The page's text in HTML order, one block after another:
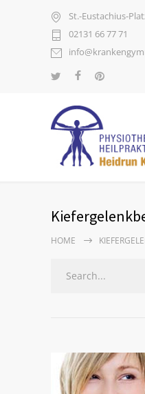
St.-Eustachius-
02131 66 77 71
HOME